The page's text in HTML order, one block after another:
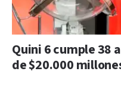
Quini 6 cumple 38
de $20.000